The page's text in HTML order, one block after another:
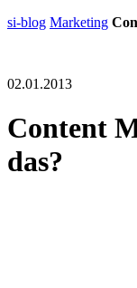
si-blog Marketing
02.01.2013
Content
das?